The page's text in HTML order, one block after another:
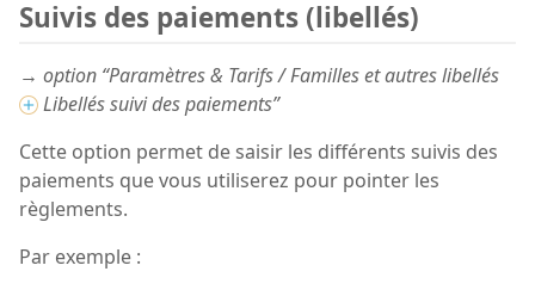
Suivis des paiements (libellés)
→ option “Paramètres & Tarifs / Familles et autres libellés
Libellés suivi des paiements”
Cette option permet de saisir les différents suivis des
paiements que vous utiliserez pour pointer les
règlements.
Par exemple :